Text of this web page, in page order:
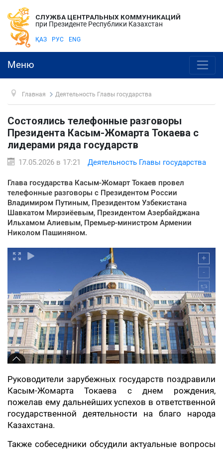
СЛУЖБА ЦЕНТРАЛЬНЫХ КОММУНИКАЦИЙ
при Президенте Республики Казахстан
ҚАЗ РУС ENG
Меню
Главная Деятельность Главы государства
Состоялись телефонные разговоры
Президента Касым-Жомарта Токаева с
лидерами ряда государств
17.05.2026 в 17:21 Деятельность Главы государства
Глава государства Касым-Жомарт Токаев провел
телефонные разговоры с Президентом России
Владимиром Путиным, Президентом Узбекистана
Шавкатом Мирзиёевым, Президентом Азербайджана
Ильхамом Алиевым, Премьер-министром Армении
Николом Пашиняном.
Руководители зарубежных государств поздравили
Касым-Жомарта Токаева с днем рождения,
пожелав ему дальнейших успехов в ответственной
государственной деятельности на благо народа
Казахстана.
Также собеседники обсудили актуальные вопросы